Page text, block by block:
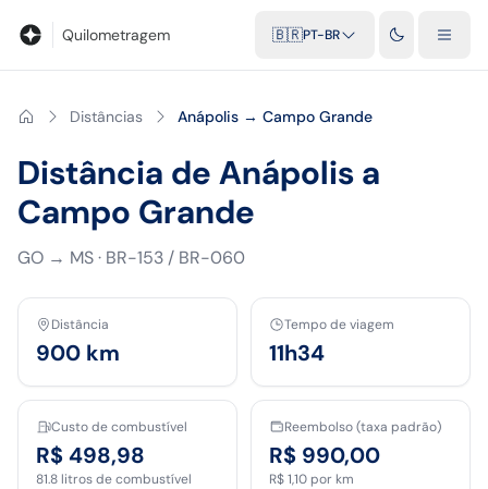
Quilometragem 🇧🇷PT-BR
Distâncias Anápolis → Campo Grande
Distância de Anápolis a
Campo Grande
GO → MS· BR-153 / BR-060
Distância
900 km
Tempo de viagem
11h34
Custo de combustível
R$ 498,98
81.8 litros de combustível
Reembolso (taxa padrão)
R$ 990,00
R$ 1,10 por km